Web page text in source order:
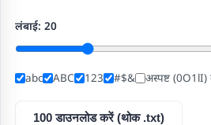
लंबाई: 20
abc ABC 123 #$& अस्पष्ट (0O1lI)
100 डाउनलोड करें (थोक .txt)